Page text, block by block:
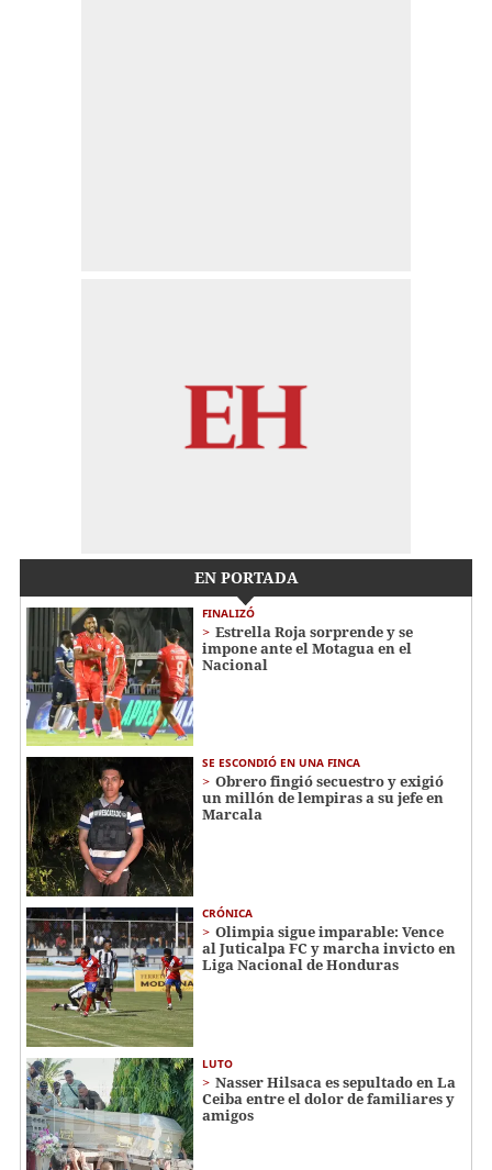
EN PORTADA
FINALIZÓ
Estrella Roja sorprende y se
impone ante el Motagua en el
Nacional
SE ESCONDIÓ EN UNA FINCA
Obrero fingió secuestro y exigió
un millón de lempiras a su jefe en
Marcala
CRÓNICA
Olimpia sigue imparable: Vence
al Juticalpa FC y marcha invicto en
Liga Nacional de Honduras
LUTO
Nasser Hilsaca es sepultado en La
Ceiba entre el dolor de familiares y
amigos